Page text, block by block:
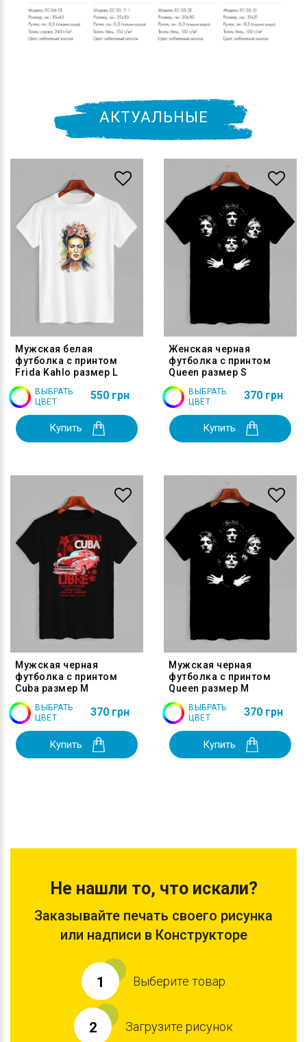
АКТУАЛЬНЫЕ
Мужская белая
футболка с принтом
Frida Kahlo размер L
ВЫБРАТЬ
ЦВЕТ
550 грн
Купить
Женская черная
футболка с принтом
Queen размер S
ВЫБРАТЬ
ЦВЕТ
370 грн
Купить
Мужская черная
футболка с принтом
Cuba размер M
ВЫБРАТЬ
ЦВЕТ
370 грн
Купить
Мужская черная
футболка с принтом
Queen размер M
ВЫБРАТЬ
ЦВЕТ
370 грн
Купить
Не нашли то, что искали?
Заказывайте печать своего рисунка
или надписи в Конструкторе
1 Выберите товар
2 Загрузите рисунок